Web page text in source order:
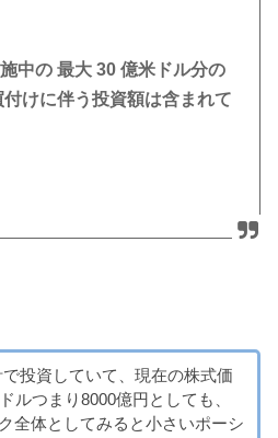
中の 最大 30 億米ドル分の
けに伴う投資額は含まれて
投資していて、現在の株式価
ルつまり8000億円としても、
全体としてみると小さいポーシ